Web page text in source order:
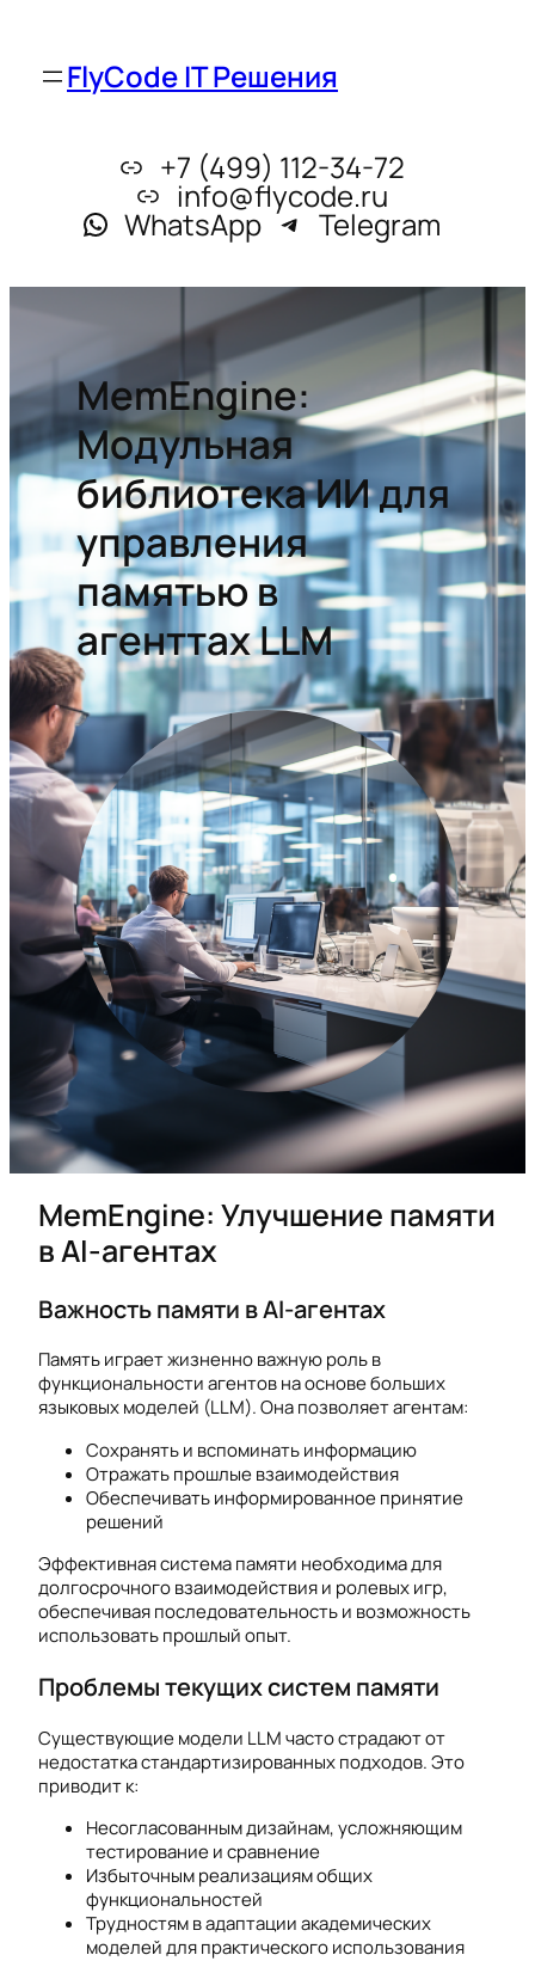
FlyCode IT Решения
+7 (499) 112-34-72
info@flycode.ru
WhatsApp Telegram
MemEngine:
Модульная
библиотека ИИ для
управления
памятью в
агенттах LLM
MemEngine: Улучшение памяти
в AI-агентах
Важность памяти в AI-агентах
Память играет жизненно важную роль в
функциональности агентов на основе больших
языковых моделей (LLM). Она позволяет агентам:
Сохранять и вспоминать информацию
Отражать прошлые взаимодействия
Обеспечивать информированное принятие
решений
Эффективная система памяти необходима для
долгосрочного взаимодействия и ролевых игр,
обеспечивая последовательность и возможность
использовать прошлый опыт.
Проблемы текущих систем памяти
Существующие модели LLM часто страдают от
недостатка стандартизированных подходов. Это
приводит к:
Несогласованным дизайнам, усложняющим
тестирование и сравнение
Избыточным реализациям общих
функциональностей
Трудностям в адаптации академических
моделей для практического использования